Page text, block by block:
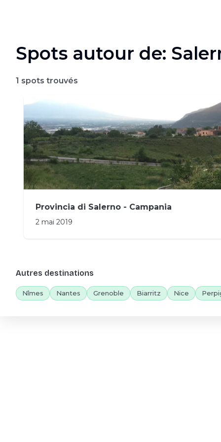
Spots autour de:
1 spots trouvés
Provincia di Salerno - Campania
2 mai 2019
Autres destinations
Nîmes Nantes Grenoble Biarritz Nice